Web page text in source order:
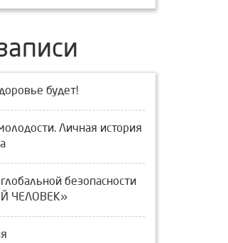
будет!
Личная история
безопасности
ЧЕЛОВЕК»